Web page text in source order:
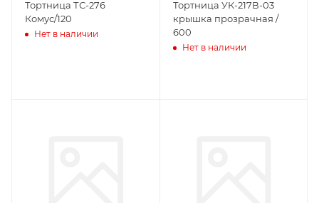
Тортница ТС-276
Комус/120
Нет в наличии
Тортница УК-217В-03
крышка прозрачная /
600
Нет в наличии